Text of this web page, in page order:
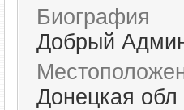
Биография
Добрый
Донецкая обл